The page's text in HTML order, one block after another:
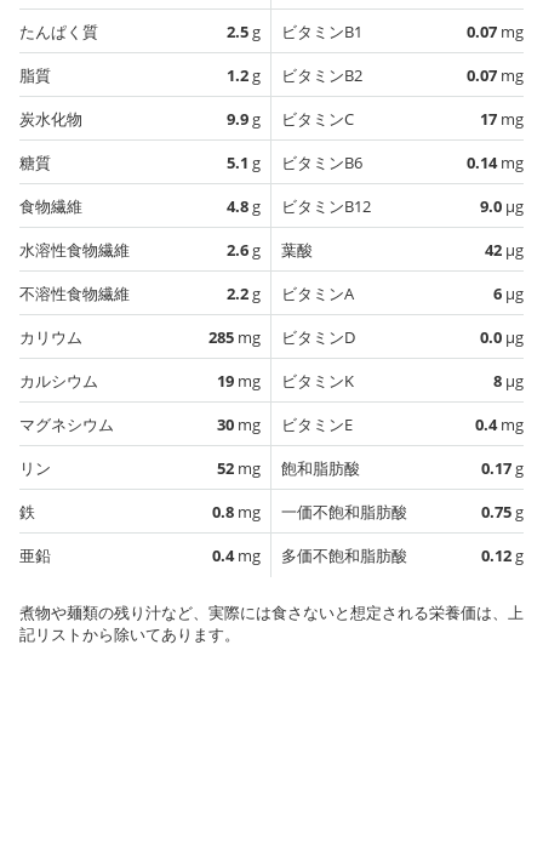
たんぱく質
2.5g
脂質
1.2g
炭水化物
9.9g
糖質
5.1 g
食物繊維
4.8g
水溶性食物繊維
2.6g
不溶性食物繊維
2.2g
カリウム
285 mg
カルシウム
19 mg
マグネシウム
30 mg
リン
52 mg
鉄
0.8 mg
亜鉛
0.4mg
ビタミンB1
0.07 mg
ビタミンB2
0.07 mg
ビタミンC
17 mg
ビタミンB6
0.14mg
ビタミンB12
9.0 µg
葉酸
42 µg
ビタミンA
6 µg
ビタミンD
0.0 µg
ビタミンK
8 µg
ビタミンE
0.4mg
飽和脂肪酸
0.17g
一価不飽和脂肪酸
0.75g
多価不飽和脂肪酸
0.12g
煮物や麺類の残り汁など、実際には食さないと想定される栄養価は、上
記リストから除いてあります。